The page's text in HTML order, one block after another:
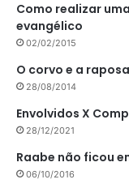
Como realizar
evangélico
02/02/2015
O corvo e a raposa
28/08/2014
Envolvidos X
28/12/2021
Raabe não ficou
06/10/2016